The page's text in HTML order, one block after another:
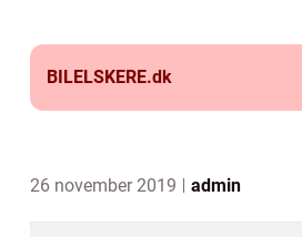
BILELSKERE.dk
26 november 2019 admin